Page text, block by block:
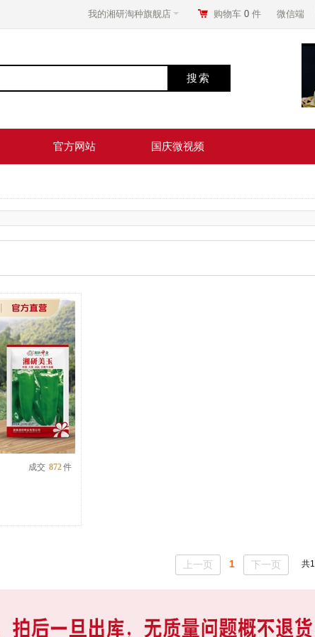
我的湘研淘种旗舰店 购物车 0 件 微信端
官方网站 国庆微视频
成交 872件
上一页 1 下一页 共1